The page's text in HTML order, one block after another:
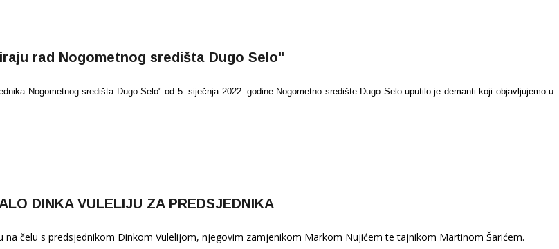
rad Nogometnog središta Dugo Selo"
Nogometnog središta Dugo Selo" od 5. siječnja 2022. godine Nogometno središte Dugo Selo uputilo je demanti koji objavljujemo u
DINKA VULELIJU ZA PREDSJEDNIKA
čelu s predsjednikom Dinkom Vulelijom, njegovim zamjenikom Markom Nujićem te tajnikom Martinom Šarićem.